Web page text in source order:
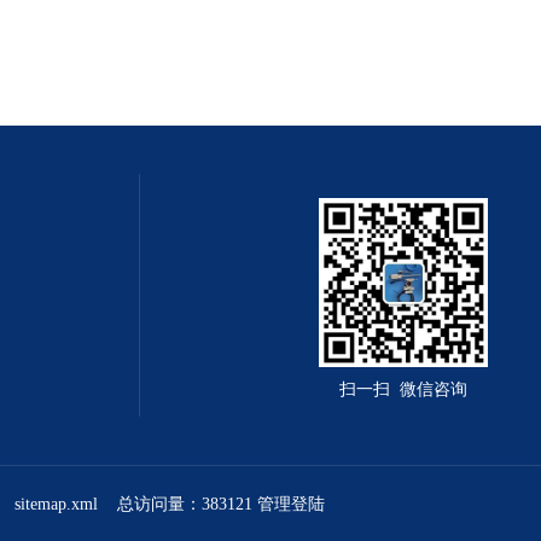
扫一扫 微信咨询
sitemap.xml 总访问量：383121 管理登陆